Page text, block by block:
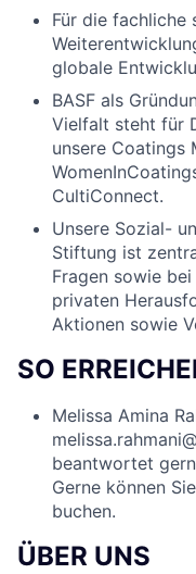
Für die fachliche
globale
BASF als
Vielfalt steht für
unsere Coatings
CultiConnect.
Unsere Sozial-
Stiftung ist
Fragen sowie
privaten
Aktionen sowie
SO
Melissa Amina
beantwortet
Gerne können
buchen.
ÜBER UNS